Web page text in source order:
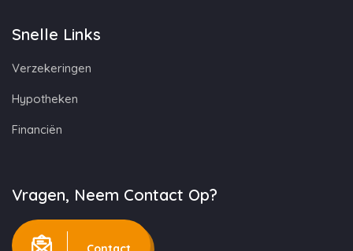
Snelle Links
Verzekeringen
Hypotheken
Financiën
Vragen, Neem Contact Op?